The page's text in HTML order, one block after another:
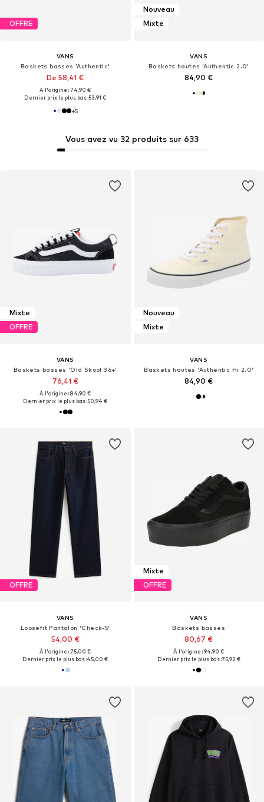
OFFRE
VANS
Baskets basses 'Authentic'
De 58,41 €
À l'origine : 74,90 €
Dernier prix le plus bas :53,91 €
+5
Nouveau
Mixte
VANS
Baskets hautes 'Authentic 2.0'
84,90 €
Mixte
OFFRE
VANS
Baskets basses 'Old Skool 36+'
76,41 €
À l'origine : 84,90 €
Dernier prix le plus bas :50,94 €
Nouveau
Mixte
VANS
Baskets hautes 'Authentic Hi 2.0'
84,90 €
Vous avez vu 32 produits sur 633
OFFRE
VANS
Loosefit Pantalon 'Check-5'
54,00 €
À l'origine : 75,00 €
Dernier prix le plus bas :45,00 €
Mixte
OFFRE
VANS
Baskets basses
80,67 €
À l'origine : 94,90 €
Dernier prix le plus bas :75,92 €